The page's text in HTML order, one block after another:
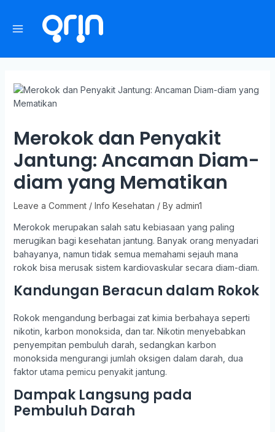
Merokok dan Penyakit
Jantung: Ancaman Diam-
diam yang Mematikan
Leave a Comment / Info Kesehatan / By admin1
Merokok merupakan salah satu kebiasaan yang paling
merugikan bagi kesehatan jantung. Banyak orang menyadari
bahayanya, namun tidak semua memahami sejauh mana
rokok bisa merusak sistem kardiovaskular secara diam-diam.
Kandungan Beracun dalam Rokok
Rokok mengandung berbagai zat kimia berbahaya seperti
nikotin, karbon monoksida, dan tar. Nikotin menyebabkan
penyempitan pembuluh darah, sedangkan karbon
monoksida mengurangi jumlah oksigen dalam darah, dua
faktor utama pemicu penyakit jantung.
Dampak Langsung pada
Pembuluh Darah